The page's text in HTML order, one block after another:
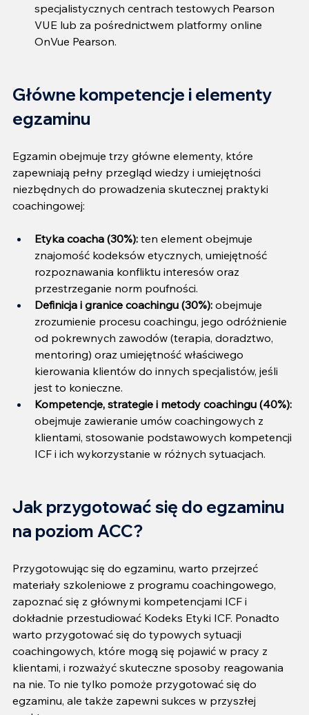
specjalistycznych centrach testowych Pearson
VUE lub za pośrednictwem platformy online
OnVue Pearson.
Główne kompetencje i elementy
egzaminu
Egzamin obejmuje trzy główne elementy, które
zapewniają pełny przegląd wiedzy i umiejętności
niezbędnych do prowadzenia skutecznej praktyki
coachingowej:
Etyka coacha (30%): ten element obejmuje
znajomość kodeksów etycznych, umiejętność
rozpoznawania konfliktu interesów oraz
przestrzeganie norm poufności.
Definicja i granice coachingu (30%): obejmuje
zrozumienie procesu coachingu, jego odróżnienie
od pokrewnych zawodów (terapia, doradztwo,
mentoring) oraz umiejętność właściwego
kierowania klientów do innych specjalistów, jeśli
jest to konieczne.
Kompetencje, strategie i metody coachingu (40%):
obejmuje zawieranie umów coachingowych z
klientami, stosowanie podstawowych kompetencji
ICF i ich wykorzystanie w różnych sytuacjach.
Jak przygotować się do egzaminu
na poziom ACC?
Przygotowując się do egzaminu, warto przejrzeć
materiały szkoleniowe z programu coachingowego,
zapoznać się z głównymi kompetencjami ICF i
dokładnie przestudiować Kodeks Etyki ICF. Ponadto
warto przygotować się do typowych sytuacji
coachingowych, które mogą się pojawić w pracy z
klientami, i rozważyć skuteczne sposoby reagowania
na nie. To nie tylko pomoże przygotować się do
egzaminu, ale także zapewni sukces w przyszłej